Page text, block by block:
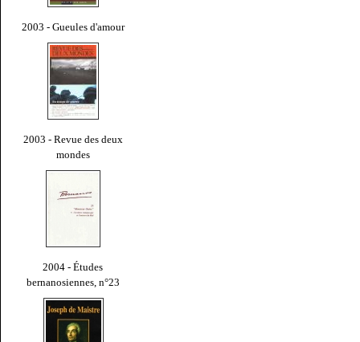
2003 - Gueules d'amour
2003 - Revue des deux
mondes
2004 - Études
bernanosiennes, n°23